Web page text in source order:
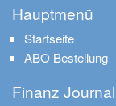
Hauptmenü
Startseite
ABO Bestellung
Finanz Journal